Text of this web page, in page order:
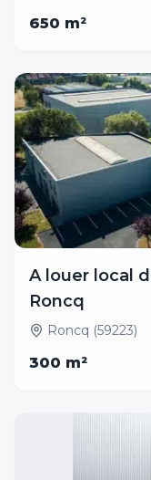
650 m²
A louer local
Roncq
Roncq (59223)
300 m²